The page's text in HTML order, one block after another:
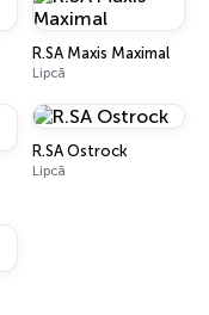
R.SA Maxis Maximal
Lipcā
R.SA Ostrock
Lipcā